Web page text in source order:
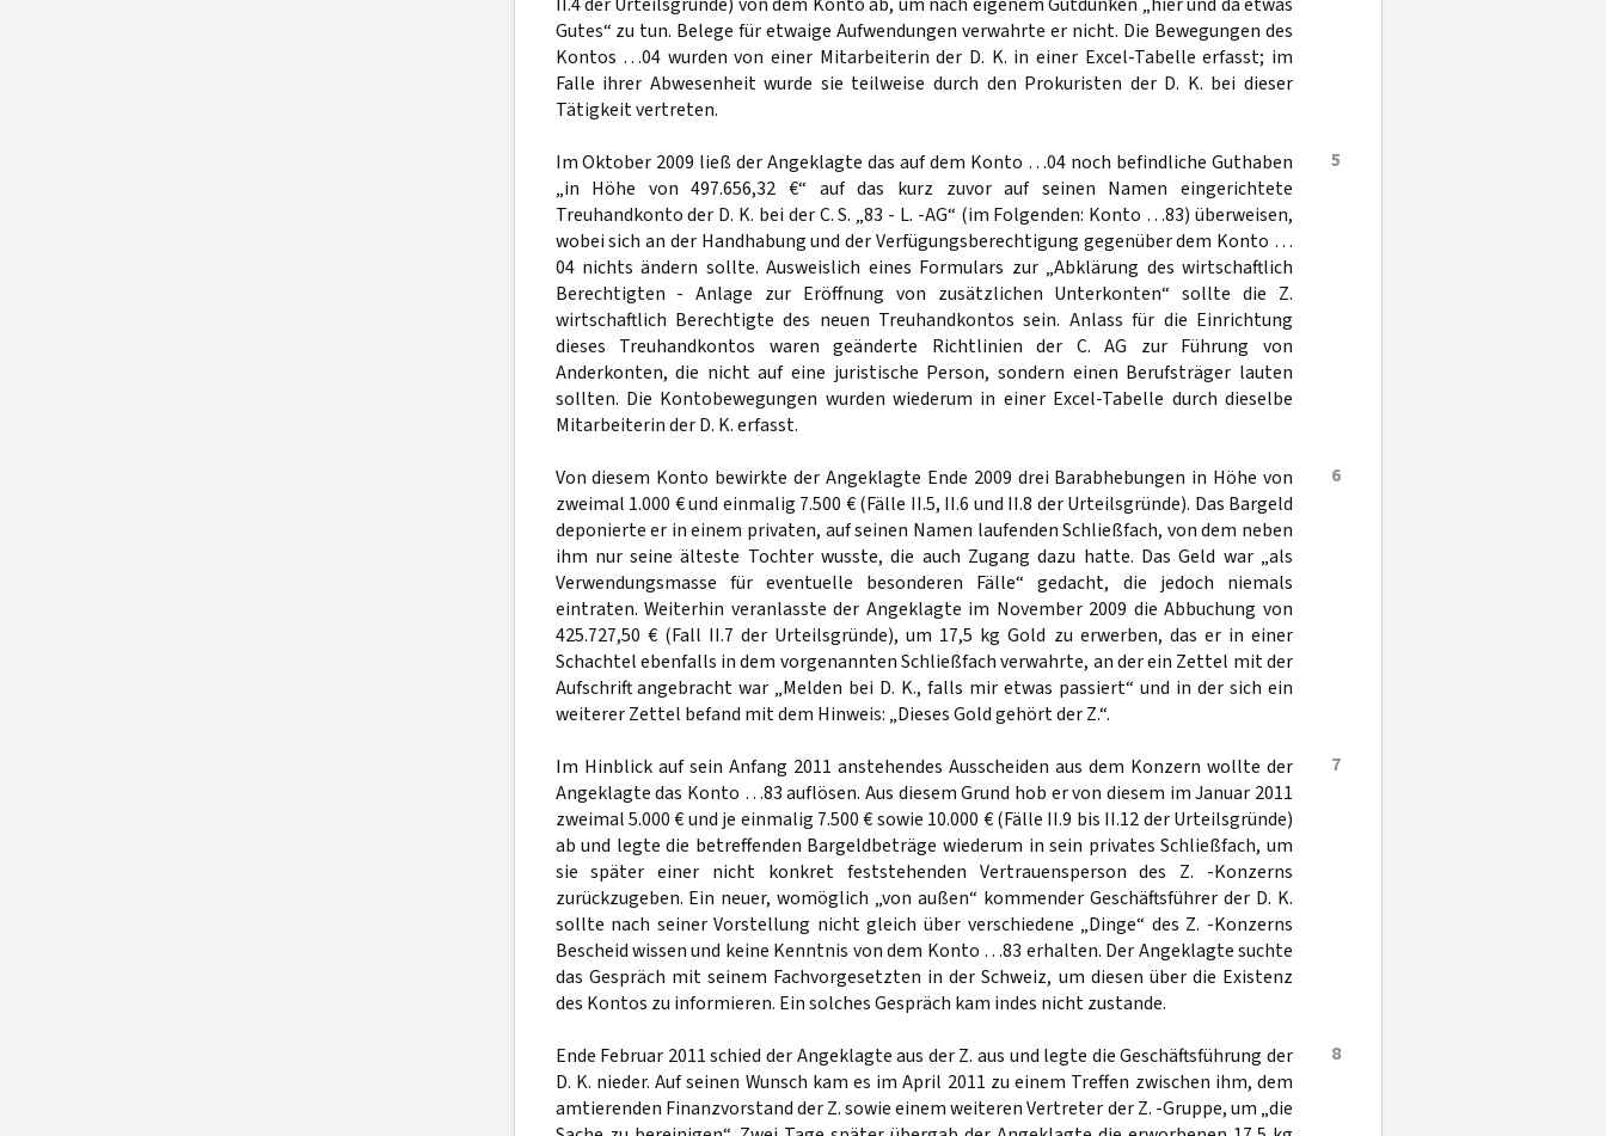
Gutes“ zu tun. Belege für etwaige Aufwendungen verwahrte er nicht. Die Bewegungen des
Kontos …04 wurden von einer Mitarbeiterin der D. K. in einer Excel-Tabelle erfasst; im
Falle ihrer Abwesenheit wurde sie teilweise durch den Prokuristen der D. K. bei dieser
Tätigkeit vertreten.
5
Im Oktober 2009 ließ der Angeklagte das auf dem Konto …04 noch befindliche Guthaben
„in Höhe von 497.656,32 €“ auf das kurz zuvor auf seinen Namen eingerichtete
Treuhandkonto der D. K. bei der C. S. „83 - L. -AG“ (im Folgenden: Konto …83) überweisen,
wobei sich an der Handhabung und der Verfügungsberechtigung gegenüber dem Konto …
04 nichts ändern sollte. Ausweislich eines Formulars zur „Abklärung des wirtschaftlich
Berechtigten - Anlage zur Eröffnung von zusätzlichen Unterkonten“ sollte die Z.
wirtschaftlich Berechtigte des neuen Treuhandkontos sein. Anlass für die Einrichtung
dieses Treuhandkontos waren geänderte Richtlinien der C. AG zur Führung von
Anderkonten, die nicht auf eine juristische Person, sondern einen Berufsträger lauten
sollten. Die Kontobewegungen wurden wiederum in einer Excel-Tabelle durch dieselbe
Mitarbeiterin der D. K. erfasst.
6
Von diesem Konto bewirkte der Angeklagte Ende 2009 drei Barabhebungen in Höhe von
zweimal 1.000 € und einmalig 7.500 € (Fälle II.5, II.6 und II.8 der Urteilsgründe). Das Bargeld
deponierte er in einem privaten, auf seinen Namen laufenden Schließfach, von dem neben
ihm nur seine älteste Tochter wusste, die auch Zugang dazu hatte. Das Geld war „als
Verwendungsmasse für eventuelle besonderen Fälle“ gedacht, die jedoch niemals
eintraten. Weiterhin veranlasste der Angeklagte im November 2009 die Abbuchung von
425.727,50 € (Fall II.7 der Urteilsgründe), um 17,5 kg Gold zu erwerben, das er in einer
Schachtel ebenfalls in dem vorgenannten Schließfach verwahrte, an der ein Zettel mit der
Aufschrift angebracht war „Melden bei D. K., falls mir etwas passiert“ und in der sich ein
weiterer Zettel befand mit dem Hinweis: „Dieses Gold gehört der Z.“.
7
Im Hinblick auf sein Anfang 2011 anstehendes Ausscheiden aus dem Konzern wollte der
Angeklagte das Konto …83 auflösen. Aus diesem Grund hob er von diesem im Januar 2011
zweimal 5.000 € und je einmalig 7.500 € sowie 10.000 € (Fälle II.9 bis II.12 der Urteilsgründe)
ab und legte die betreffenden Bargeldbeträge wiederum in sein privates Schließfach, um
sie später einer nicht konkret feststehenden Vertrauensperson des Z. -Konzerns
zurückzugeben. Ein neuer, womöglich „von außen“ kommender Geschäftsführer der D. K.
sollte nach seiner Vorstellung nicht gleich über verschiedene „Dinge“ des Z. -Konzerns
Bescheid wissen und keine Kenntnis von dem Konto …83 erhalten. Der Angeklagte suchte
das Gespräch mit seinem Fachvorgesetzten in der Schweiz, um diesen über die Existenz
des Kontos zu informieren. Ein solches Gespräch kam indes nicht zustande.
8
Ende Februar 2011 schied der Angeklagte aus der Z. aus und legte die Geschäftsführung der
D. K. nieder. Auf seinen Wunsch kam es im April 2011 zu einem Treffen zwischen ihm, dem
amtierenden Finanzvorstand der Z. sowie einem weiteren Vertreter der Z. -Gruppe, um „die